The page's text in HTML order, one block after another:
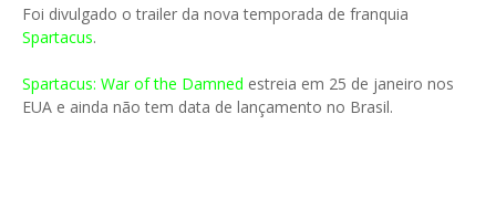
Foi divulgado o trailer da nova temporada de franquia
Spartacus.
Spartacus: War of the Damned estreia em 25 de janeiro nos
EUA e ainda não tem data de lançamento no Brasil.